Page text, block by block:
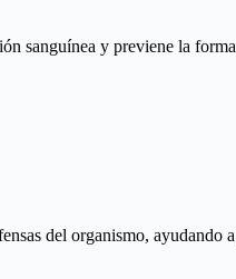
sanguínea y previene la
del organismo, ayudando